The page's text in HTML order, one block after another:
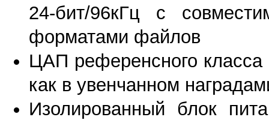
24-бит/96кГц с
форматами файлов
ЦАП референсного
как в увенчанном
Изолированный блок